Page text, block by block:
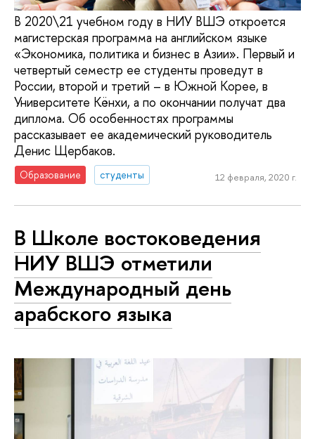
В 2020\21 учебном году в НИУ ВШЭ откроется
магистерская программа на английском языке
«Экономика, политика и бизнес в Азии». Первый и
четвертый семестр ее студенты проведут в
России, второй и третий – в Южной Корее, в
Университете Кёнхи, а по окончании получат два
диплома. Об особенностях программы
рассказывает ее академический руководитель
Денис Щербаков.
Образование студенты 12 февраля, 2020 г.
В Школе востоковедения
НИУ ВШЭ отметили
Международный день
арабского языка